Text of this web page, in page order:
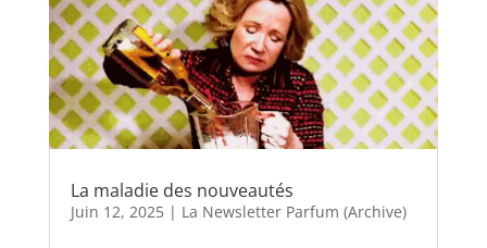
La maladie des nouveautés
Juin 12, 2025| La Newsletter Parfum (Archive)